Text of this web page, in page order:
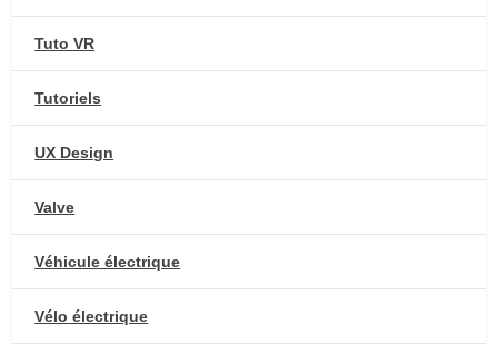
Tuto VR
Tutoriels
UX Design
Valve
Véhicule électrique
Vélo électrique